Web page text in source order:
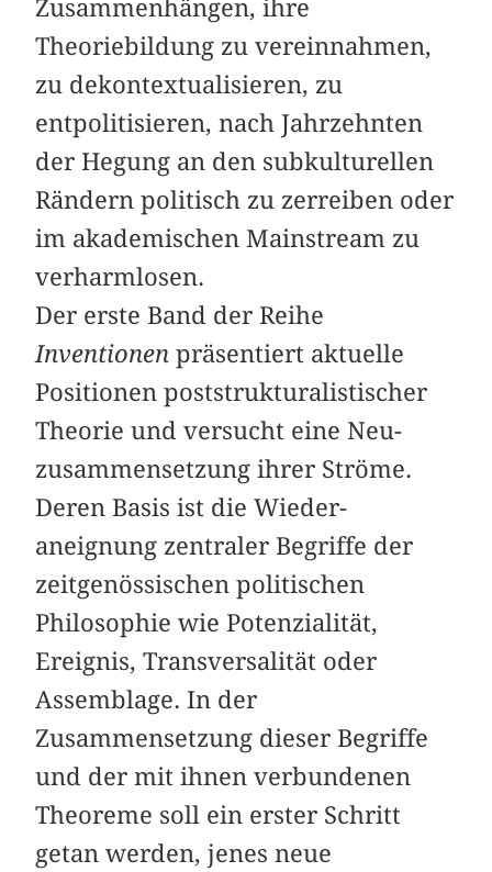
Zusammenhängen, ihre
Theoriebildung zu vereinnahmen,
zu dekontextualisieren, zu
entpolitisieren, nach Jahrzehnten
der Hegung an den subkulturellen
Rändern politisch zu zerreiben oder
im akademischen Mainstream zu
verharmlosen.
Der erste Band der Reihe
Inventionen präsentiert aktuelle
Positionen poststrukturalistischer
Theorie und versucht eine Neu­
zusammensetzung ihrer Ströme.
Deren Basis ist die Wieder­
aneignung zentraler Begriffe der
zeitgenössischen politischen
Philosophie wie Potenzialität,
Ereignis, Transversalität oder
Assemblage. In der
Zusammensetzung dieser Begriffe
und der mit ihnen verbundenen
Theoreme soll ein erster Schritt
getan werden, jenes neue